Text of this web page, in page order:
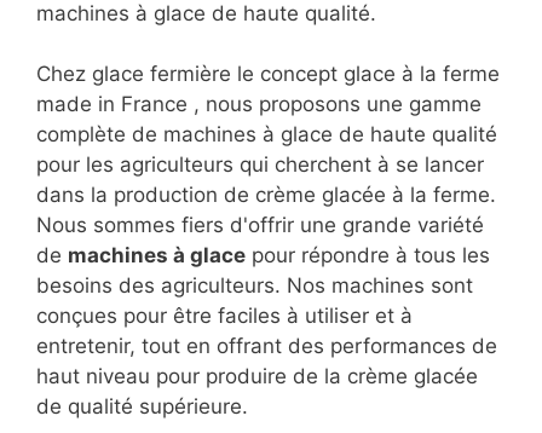
machines à glace de haute qualité.
Chez glace fermière le concept glace à la ferme
made in France , nous proposons une gamme
complète de machines à glace de haute qualité
pour les agriculteurs qui cherchent à se lancer
dans la production de crème glacée à la ferme.
Nous sommes fiers d'offrir une grande variété
de machines à glace pour répondre à tous les
besoins des agriculteurs. Nos machines sont
conçues pour être faciles à utiliser et à
entretenir, tout en offrant des performances de
haut niveau pour produire de la crème glacée
de qualité supérieure.